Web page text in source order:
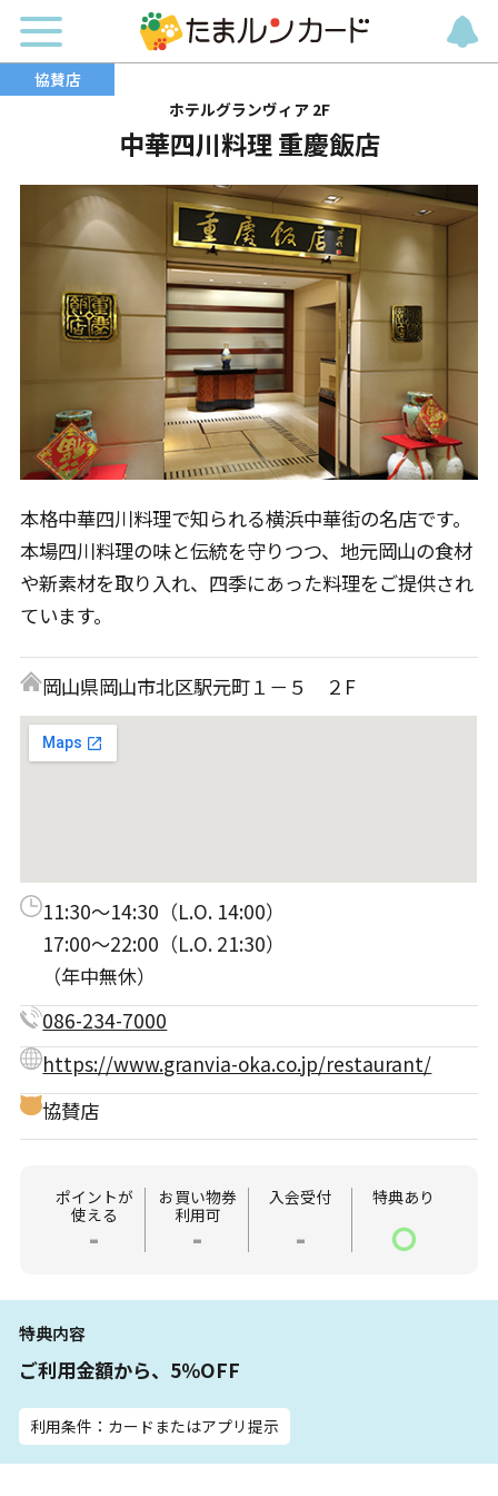
ホテルグランヴィア 2F
中華四川料理 重慶飯店
本格中華四川料理で知られる横浜中華街の名店です。
本場四川料理の味と伝統を守りつつ、地元岡山の食材
や新素材を取り入れ、四季にあった料理をご提供され
ています。
岡山県岡山市北区駅元町１－５ ２F
11:30～14:30（L.O. 14:00）
17:00～22:00（L.O. 21:30）
（年中無休）
086-234-7000
https://www.granvia-oka.co.jp/restaurant/
協賛店
ポイントが
使える
-
お買い物券
利用可
-
入会受付
-
特典あり
〇
特典内容
ご利用金額から、5％OFF
利用条件：カードまたはアプリ提示